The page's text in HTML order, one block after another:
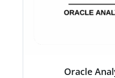
Oracle